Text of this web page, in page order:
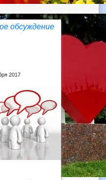
обсуждение
2017